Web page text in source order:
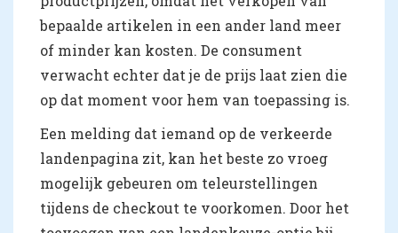
bepaalde artikelen in een ander land meer
of minder kan kosten. De consument
verwacht echter dat je de prijs laat zien die
op dat moment voor hem van toepassing is.
Een melding dat iemand op de verkeerde
landenpagina zit, kan het beste zo vroeg
mogelijk gebeuren om teleurstellingen
tijdens de checkout te voorkomen. Door het